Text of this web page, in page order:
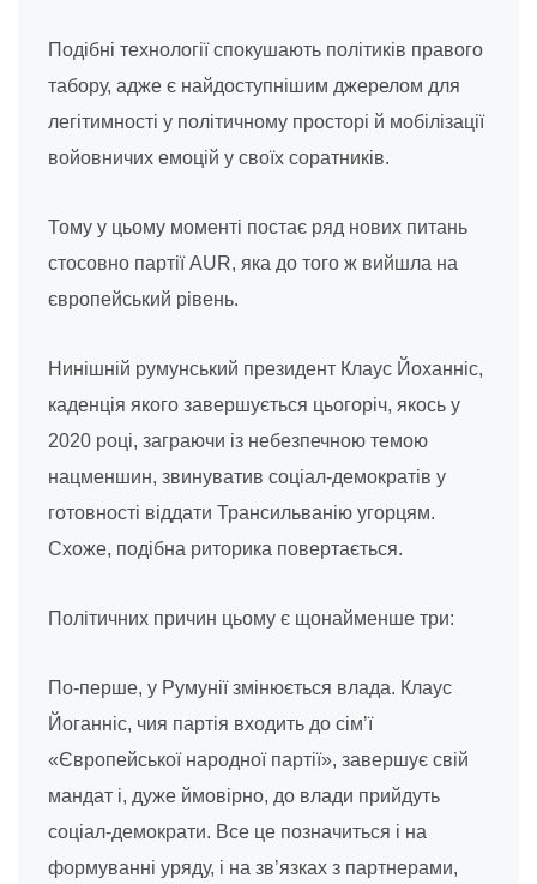
Подібні технології спокушають політиків правого
табору, адже є найдоступнішим джерелом для
легітимності у політичному просторі й мобілізації
войовничих емоцій у своїх соратників.
Тому у цьому моменті постає ряд нових питань
стосовно партії AUR, яка до того ж вийшла на
європейський рівень.
Нинішній румунський президент Клаус Йоханніс,
каденція якого завершується цьогоріч, якось у
2020 році, заграючи із небезпечною темою
нацменшин, звинуватив соціал-демократів у
готовності віддати Трансильванію угорцям.
Схоже, подібна риторика повертається.
Політичних причин цьому є щонайменше три:
По-перше, у Румунії змінюється влада. Клаус
Йоганніс, чия партія входить до сімʼї
«Європейської народної партії», завершує свій
мандат і, дуже ймовірно, до влади прийдуть
соціал-демократи. Все це позначиться і на
формуванні уряду, і на зв’язках з партнерами,